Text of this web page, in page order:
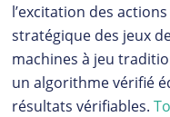
l’excitation des
stratégique des jeux
machines à jeu
un algorithme vérifié
résultats vérifiables.